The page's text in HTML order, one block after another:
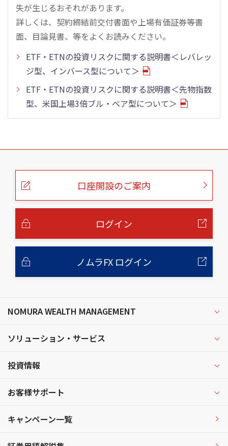
失が生じるおそれがあります。
詳しくは、契約締結前交付書面や上場有価証券等書
面、目論見書、等をよくお読みください。
ETF・ETNの投資リスクに関する説明書＜レバレッ
ジ型、インバース型について＞
ETF・ETNの投資リスクに関する説明書＜先物指数
型、米国上場3倍ブル・ベア型について＞
こ
口座開設のご案内
ログイン
ノムラFX ログイン
NOMURA WEALTH MANAGEMENT
ソリューション・サービス
投資情報
お客様サポート
キャンペーン一覧